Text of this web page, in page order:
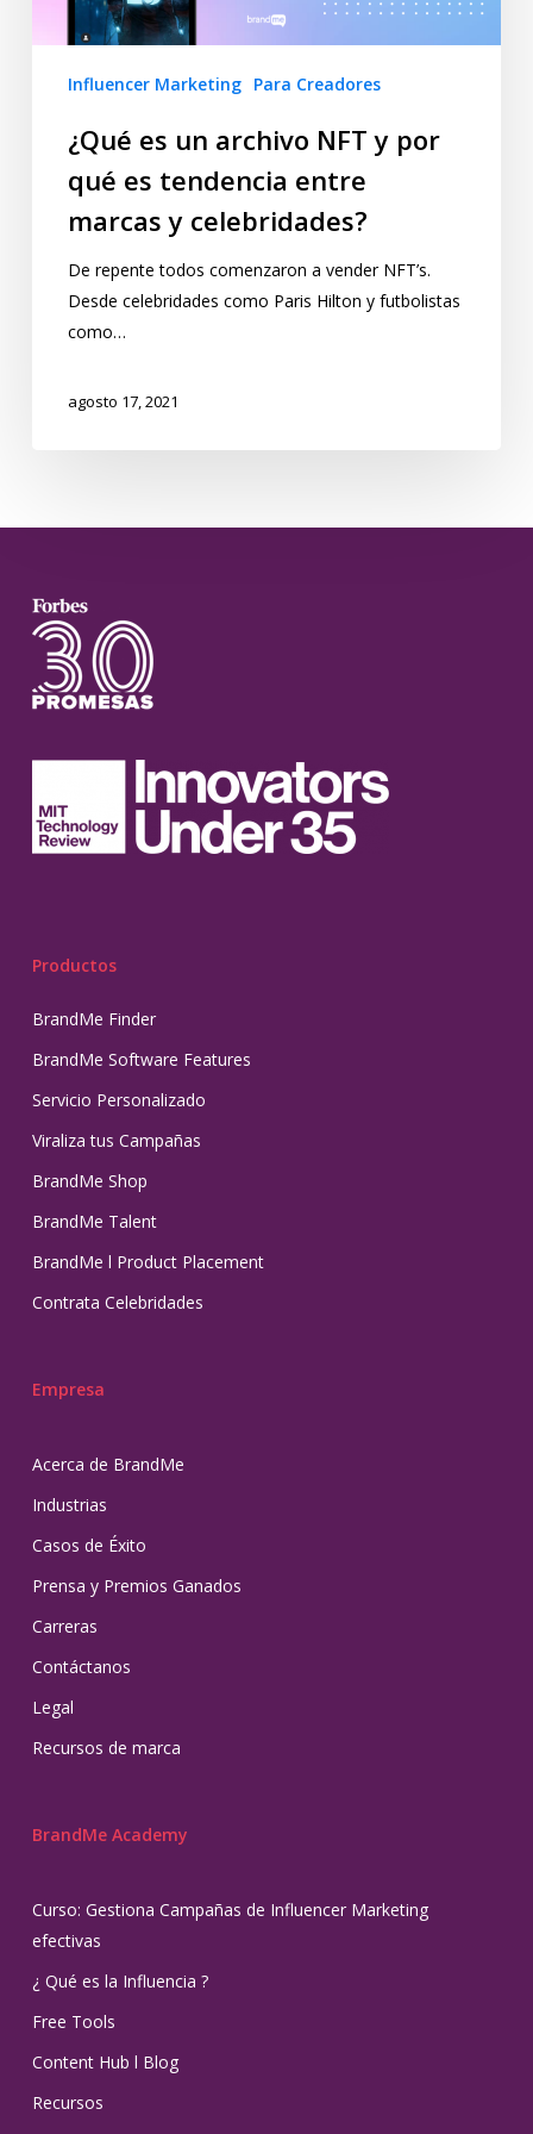
Influencer Marketing Para Creadores
¿Qué es un archivo NFT y por
qué es tendencia entre
marcas y celebridades?
De repente todos comenzaron a vender NFT’s.
Desde celebridades como Paris Hilton y futbolistas
como…
agosto 17, 2021
Productos
BrandMe Finder
BrandMe Software Features
Servicio Personalizado
Viraliza tus Campañas
BrandMe Shop
BrandMe Talent
BrandMe l Product Placement
Contrata Celebridades
Empresa
Acerca de BrandMe
Industrias
Casos de Éxito
Prensa y Premios Ganados
Carreras
Contáctanos
Legal
Recursos de marca
BrandMe Academy
Curso: Gestiona Campañas de Influencer Marketing
efectivas
¿ Qué es la Influencia ?
Free Tools
Content Hub l Blog
Recursos